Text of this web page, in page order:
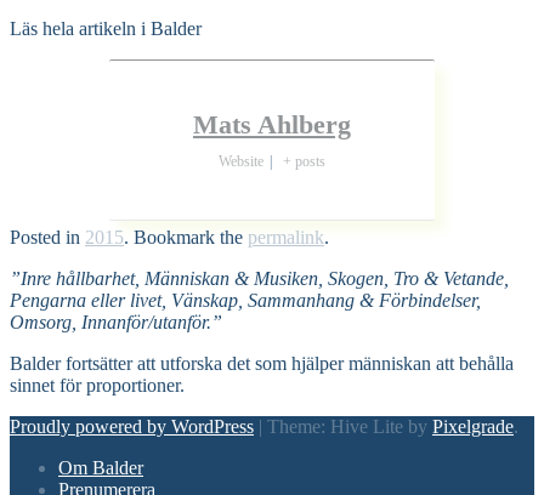
Läs hela artikeln i Balder
Mats Ahlberg
Website + posts
Posted in 2015. Bookmark the permalink.
”Inre hållbarhet, Människan & Musiken, Skogen, Tro & Vetande,
Pengarna eller livet, Vänskap, Sammanhang & Förbindelser,
Omsorg, Innanför/utanför.”
Balder fortsätter att utforska det som hjälper människan att behålla
sinnet för proportioner.
Proudly powered by WordPress | Theme: Hive Lite by Pixelgrade.
Footer
navigation
Om Balder
Prenumerera